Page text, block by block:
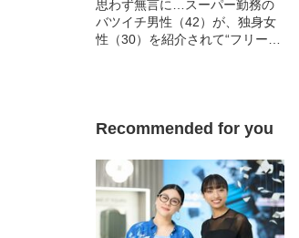
思わず無言に…スーパー勤務の
バツイチ男性（42）が、独身女
性（30）を紹介されて“フリー
Recommended for you